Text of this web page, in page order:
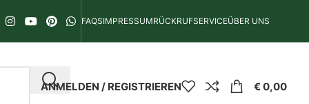
FAQSIMPRESSUMRÜCKRUFSERVICEÜBER UNS
ANMELDEN / REGISTRIEREN €0,00